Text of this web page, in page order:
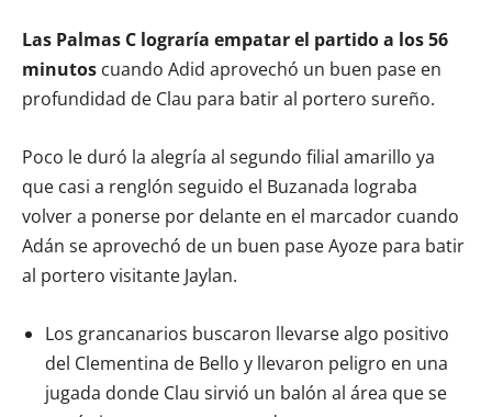
Las Palmas C lograría empatar el partido a los 56
minutos cuando Adid aprovechó un buen pase en
profundidad de Clau para batir al portero sureño.
Poco le duró la alegría al segundo filial amarillo ya
que casi a renglón seguido el Buzanada lograba
volver a ponerse por delante en el marcador cuando
Adán se aprovechó de un buen pase Ayoze para batir
al portero visitante Jaylan.
Los grancanarios buscaron llevarse algo positivo
del Clementina de Bello y llevaron peligro en una
jugada donde Clau sirvió un balón al área que se